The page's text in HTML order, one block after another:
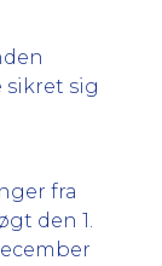
sikret sig
fra
den 1.